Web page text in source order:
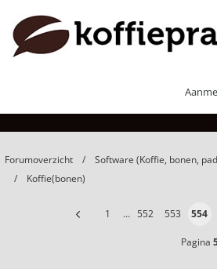
Forumoverzicht
Software (Koffie, bonen,
Koffie(bonen)
1 … 552 553 554
Pagina